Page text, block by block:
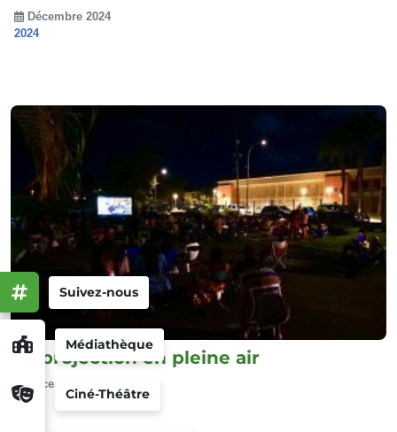
Médiathèque
Ciné-Théâtre
Suivez-nous
Décembre 2024
2024
La projection en pleine air
Décembre 2024
2024